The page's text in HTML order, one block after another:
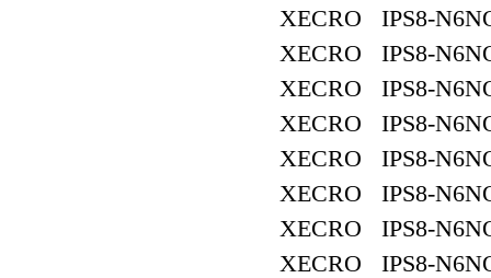
XECRO IPS8-
XECRO IPS8-
XECRO IPS8-
XECRO IPS8-
XECRO IPS8-
XECRO IPS8-
XECRO IPS8-
XECRO IPS8-